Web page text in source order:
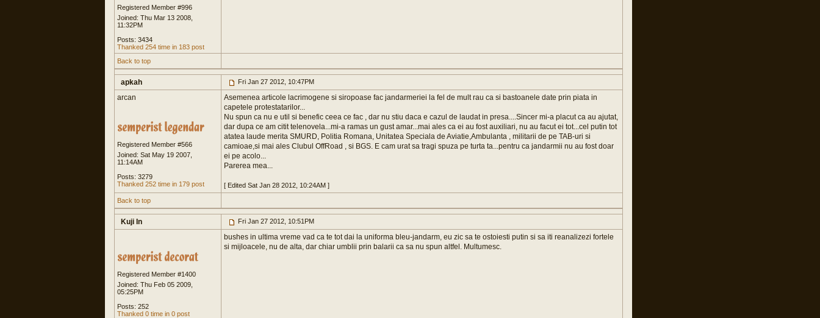
Registered Member #996
Joined: Thu Mar 13 2008,
11:32PM
Posts: 3434
Thanked 254 time in 183 post
Back to top
apkah Fri Jan 27 2012, 10:47PM
arcan
Registered Member #566
Joined: Sat May 19 2007,
11:14AM
Posts: 3279
Thanked 252 time in 179 post
Asemenea articole lacrimogene si siropoase fac jandarmeriei la fel de mult rau ca si bastoanele date prin piata in
capetele protestatarilor...
Nu spun ca nu e util si benefic ceea ce fac , dar nu stiu daca e cazul de laudat in presa....Sincer mi-a placut ca au ajutat,
dar dupa ce am citit telenovela...mi-a ramas un gust amar...mai ales ca ei au fost auxiliari, nu au facut ei tot...cel putin tot
atatea laude merita SMURD, Politia Romana, Unitatea Speciala de Aviatie,Ambulanta , militarii de pe TAB-uri si
camioae,si mai ales Clubul OffRoad , si BGS. E cam urat sa tragi spuza pe turta ta...pentru ca jandarmii nu au fost doar
ei pe acolo...
Parerea mea...
[ Edited Sat Jan 28 2012, 10:24AM ]
Back to top
Kuji In Fri Jan 27 2012, 10:51PM
Registered Member #1400
Joined: Thu Feb 05 2009,
05:25PM
Posts: 252
Thanked 0 time in 0 post
bushes in ultima vreme vad ca te tot dai la uniforma bleu-jandarm, eu zic sa te ostoiesti putin si sa iti reanalizezi fortele
si mijloacele, nu de alta, dar chiar umblii prin balarii ca sa nu spun altfel. Multumesc.